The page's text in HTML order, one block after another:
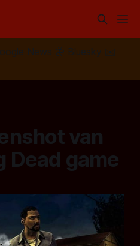
News 🦋 Bluesky
✉️
van
Dead game